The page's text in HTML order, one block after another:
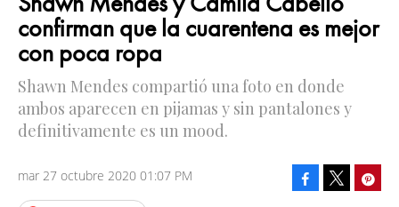
confirman que la cuarentena es mejor
con poca ropa
Shawn Mendes compartió una foto en donde
ambos aparecen en pijamas y sin pantalones y
definitivamente es un mood.
mar 27 octubre 2020 01:07 PM Facebook